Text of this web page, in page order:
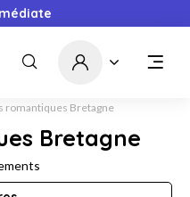
romantiques Bretagne
Bretagne